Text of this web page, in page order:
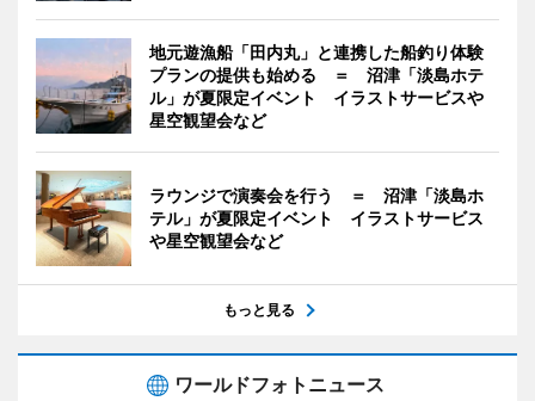
地元遊漁船「田内丸」と連携した船釣り体験
プランの提供も始める ＝ 沼津「淡島ホテ
ル」が夏限定イベント イラストサービスや
星空観望会など
ラウンジで演奏会を行う ＝ 沼津「淡島ホ
テル」が夏限定イベント イラストサービス
や星空観望会など
もっと見る
ワールドフォトニュース